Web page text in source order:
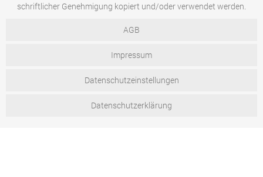
schriftlicher Genehmigung kopiert und/oder verwendet werden.
AGB
Impressum
Datenschutzeinstellungen
Datenschutzerklärung